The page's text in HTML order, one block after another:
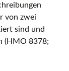
von zwei
sind und
(HMO 8378;